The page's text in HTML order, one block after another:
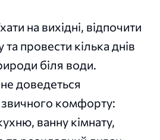
на вихідні, відпочити
провести кілька днів
біля води.
доведеться
звичного комфорту:
ванну кімнату,